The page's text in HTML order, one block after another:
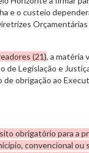
e o custeio
(21), a matéria
de Legislação e
de obrigação ao
obrigatório para a
convencional ou